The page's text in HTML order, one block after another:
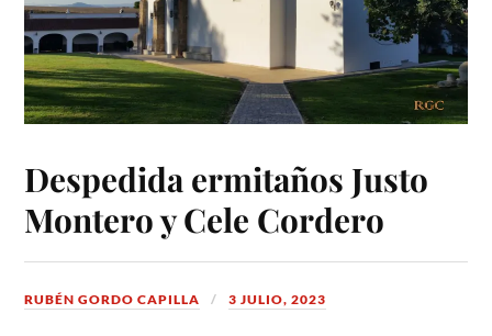
Despedida ermitaños Justo
Montero y Cele Cordero
RUBÉN GORDO CAPILLA 3 JULIO, 2023